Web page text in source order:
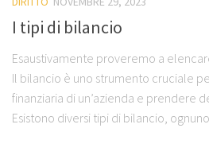
I tipi di bilancio
Esaustivamente proveremo a
Il bilancio è uno strumento cruciale
finanziaria di un’azienda e prendere
Esistono diversi tipi di bilancio,